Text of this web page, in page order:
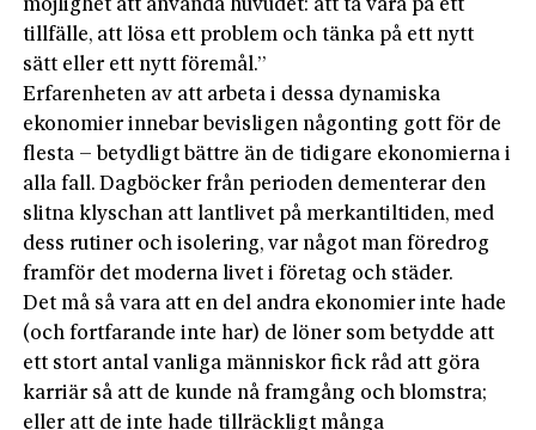
möjlighet att använda huvudet: att ta vara på ett
tillfälle, att lösa ett problem och tänka på ett nytt
sätt eller ett nytt föremål.”
Erfarenheten av att arbeta i dessa dynamiska
ekonomier innebar bevisligen någonting gott för de
flesta – betydligt bättre än de tidigare ekonomierna i
alla fall. Dagböcker från perioden dementerar den
slitna klyschan att lantlivet på merkantiltiden, med
dess rutiner och isolering, var något man föredrog
framför det moderna livet i företag och städer.
Det må så vara att en del andra ekonomier inte hade
(och fortfarande inte har) de löner som betydde att
ett stort antal vanliga människor fick råd att göra
karriär så att de kunde nå framgång och blomstra;
eller att de inte hade tillräckligt många